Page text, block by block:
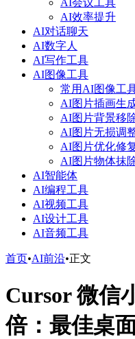
AI会议工具
AI效率提升
AI对话聊天
AI数字人
AI写作工具
AI图像工具
常用AI图像工
AI图片插画生
AI图片背景移
AI图片无损调
AI图片优化修
AI图片物体抹
AI智能体
AI编程工具
AI视频工具
AI设计工具
AI音频工具
首页•AI前沿•正文
Cursor 微信
倍：最佳桌